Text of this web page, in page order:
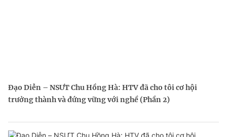
Đạo Diễn – NSƯT Chu Hồng Hà: HTV đã cho tôi cơ hội
trưởng thành và đứng vững với nghề (Phần 2)